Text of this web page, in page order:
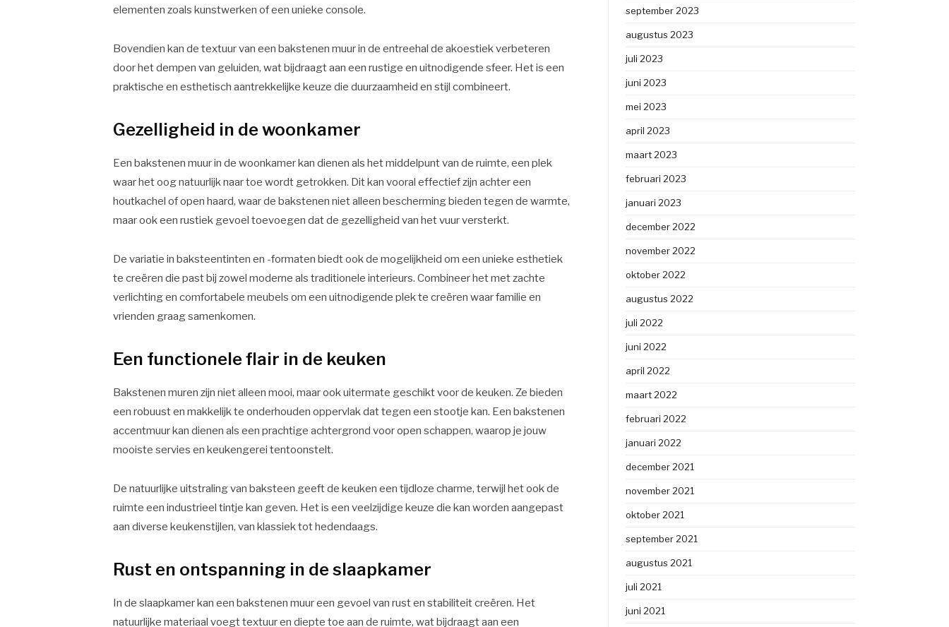
elementen zoals kunstwerken of een unieke console.
Bovendien kan de textuur van een bakstenen muur in de entreehal de akoestiek verbeteren
door het dempen van geluiden, wat bijdraagt aan een rustige en uitnodigende sfeer. Het is een
praktische en esthetisch aantrekkelijke keuze die duurzaamheid en stijl combineert.
Gezelligheid in de woonkamer
Een bakstenen muur in de woonkamer kan dienen als het middelpunt van de ruimte, een plek
waar het oog natuurlijk naar toe wordt getrokken. Dit kan vooral effectief zijn achter een
houtkachel of open haard, waar de bakstenen niet alleen bescherming bieden tegen de warmte,
maar ook een rustiek gevoel toevoegen dat de gezelligheid van het vuur versterkt.
De variatie in baksteentinten en -formaten biedt ook de mogelijkheid om een unieke esthetiek
te creëren die past bij zowel moderne als traditionele interieurs. Combineer het met zachte
verlichting en comfortabele meubels om een uitnodigende plek te creëren waar familie en
vrienden graag samenkomen.
Een functionele flair in de keuken
Bakstenen muren zijn niet alleen mooi, maar ook uitermate geschikt voor de keuken. Ze bieden
een robuust en makkelijk te onderhouden oppervlak dat tegen een stootje kan. Een bakstenen
accentmuur kan dienen als een prachtige achtergrond voor open schappen, waarop je jouw
mooiste servies en keukengerei tentoonstelt.
De natuurlijke uitstraling van baksteen geeft de keuken een tijdloze charme, terwijl het ook de
ruimte een industrieel tintje kan geven. Het is een veelzijdige keuze die kan worden aangepast
aan diverse keukenstijlen, van klassiek tot hedendaags.
Rust en ontspanning in de slaapkamer
In de slaapkamer kan een bakstenen muur een gevoel van rust en stabiliteit creëren. Het
natuurlijke materiaal voegt textuur en diepte toe aan de ruimte, wat bijdraagt aan een
september 2023
augustus 2023
juli 2023
juni 2023
mei 2023
april 2023
maart 2023
februari 2023
januari 2023
december 2022
november 2022
oktober 2022
augustus 2022
juli 2022
juni 2022
april 2022
maart 2022
februari 2022
januari 2022
december 2021
november 2021
oktober 2021
september 2021
augustus 2021
juli 2021
juni 2021